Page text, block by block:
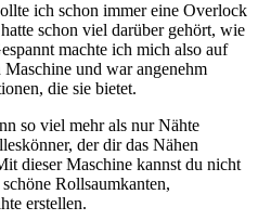
ich schon immer eine Overlock
schon viel darüber gehört, wie
machte ich mich also auf
und war angenehm
die sie bietet.
so viel mehr als nur Nähte
der dir das Nähen
dieser Maschine kannst du nicht
Rollsaumkanten,
erstellen.